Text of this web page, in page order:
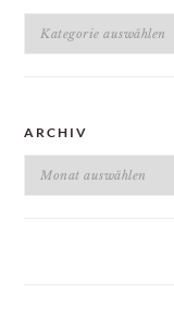
Kategorien
ARCHIV
Archiv